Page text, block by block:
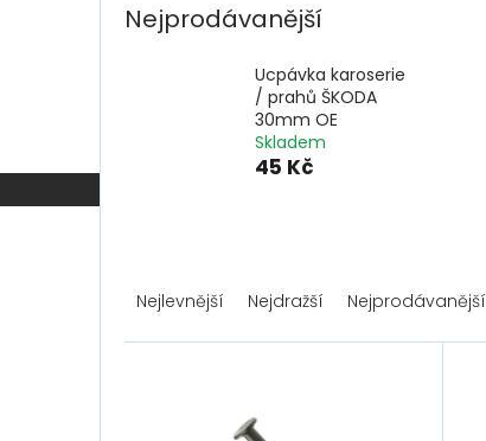
Nejprodávanější
Ucpávka karoserie
/ prahů ŠKODA
30mm OE
Skladem
45 Kč
a
e
Nejlevnější Nejdražší Nejprodávanější
V